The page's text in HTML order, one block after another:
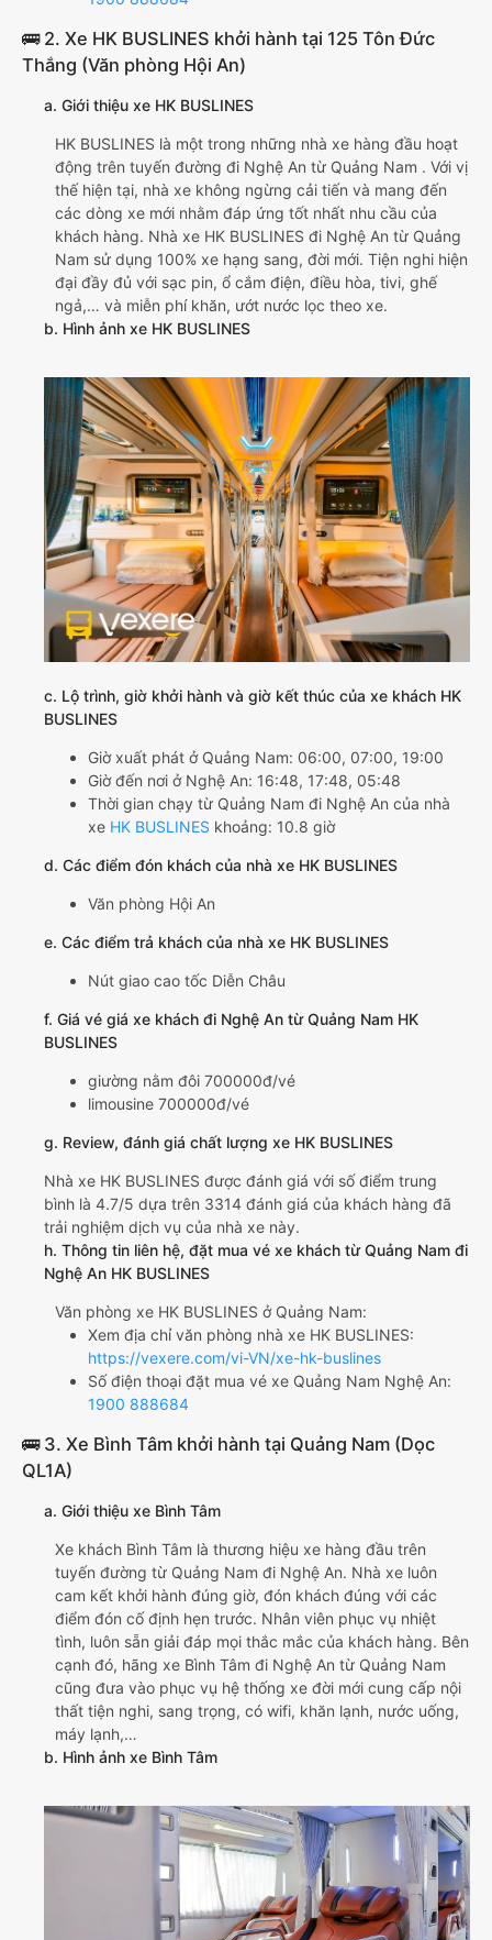
🚌 2. Xe HK BUSLINES khởi hành tại 125 Tôn Đức
Thắng (Văn phòng Hội An)
a. Giới thiệu xe HK BUSLINES
HK BUSLINES là một trong những nhà xe hàng đầu hoạt
động trên tuyến đường đi Nghệ An từ Quảng Nam . Với vị
thế hiện tại, nhà xe không ngừng cải tiến và mang đến
các dòng xe mới nhằm đáp ứng tốt nhất nhu cầu của
khách hàng. Nhà xe HK BUSLINES đi Nghệ An từ Quảng
Nam sử dụng 100% xe hạng sang, đời mới. Tiện nghi hiện
đại đầy đủ với sạc pin, ổ cắm điện, điều hòa, tivi, ghế
ngả,… và miễn phí khăn, ướt nước lọc theo xe.
b. Hình ảnh xe HK BUSLINES
c. Lộ trình, giờ khởi hành và giờ kết thúc của xe khách HK
BUSLINES
Giờ xuất phát ở Quảng Nam: 06:00, 07:00, 19:00
Giờ đến nơi ở Nghệ An: 16:48, 17:48, 05:48
Thời gian chạy từ Quảng Nam đi Nghệ An của nhà
xe HK BUSLINES khoảng: 10.8 giờ
d. Các điểm đón khách của nhà xe HK BUSLINES
Văn phòng Hội An
e. Các điểm trả khách của nhà xe HK BUSLINES
Nút giao cao tốc Diễn Châu
f. Giá vé giá xe khách đi Nghệ An từ Quảng Nam HK
BUSLINES
giường nằm đôi 700000đ/vé
limousine 700000đ/vé
g. Review, đánh giá chất lượng xe HK BUSLINES
Nhà xe HK BUSLINES được đánh giá với số điểm trung
bình là 4.7/5 dựa trên 3314 đánh giá của khách hàng đã
trải nghiệm dịch vụ của nhà xe này.
h. Thông tin liên hệ, đặt mua vé xe khách từ Quảng Nam đi
Nghệ An HK BUSLINES
Văn phòng xe HK BUSLINES ở Quảng Nam:
Xem địa chỉ văn phòng nhà xe HK BUSLINES:
https://vexere.com/vi-VN/xe-hk-buslines
Số điện thoại đặt mua vé xe Quảng Nam Nghệ An:
1900 888684
🚌 3. Xe Bình Tâm khởi hành tại Quảng Nam (Dọc
QL1A)
a. Giới thiệu xe Bình Tâm
Xe khách Bình Tâm là thương hiệu xe hàng đầu trên
tuyến đường từ Quảng Nam đi Nghệ An. Nhà xe luôn
cam kết khởi hành đúng giờ, đón khách đúng với các
điểm đón cố định hẹn trước. Nhân viên phục vụ nhiệt
tình, luôn sẵn giải đáp mọi thắc mắc của khách hàng. Bên
cạnh đó, hãng xe Bình Tâm đi Nghệ An từ Quảng Nam
cũng đưa vào phục vụ hệ thống xe đời mới cung cấp nội
thất tiện nghi, sang trọng, có wifi, khăn lạnh, nước uống,
máy lạnh,…
b. Hình ảnh xe Bình Tâm